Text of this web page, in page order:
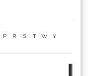
P R S T W Y